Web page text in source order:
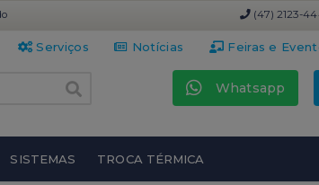
(47) 2123-
Serviços Notícias Feiras e
Whatsapp
SISTEMAS TROCA TÉRMICA